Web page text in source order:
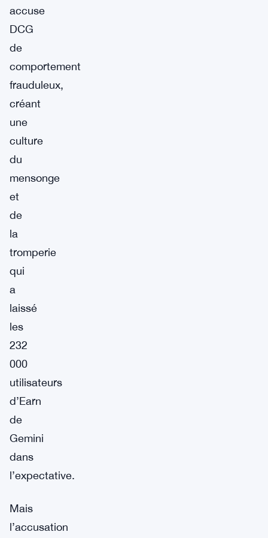
accuse
DCG
de
comportement
frauduleux,
créant
une
culture
du
mensonge
et
de
la
tromperie
qui
a
laissé
les
232
000
utilisateurs
d’Earn
de
Gemini
dans
l’expectative.
Mais
l’accusation